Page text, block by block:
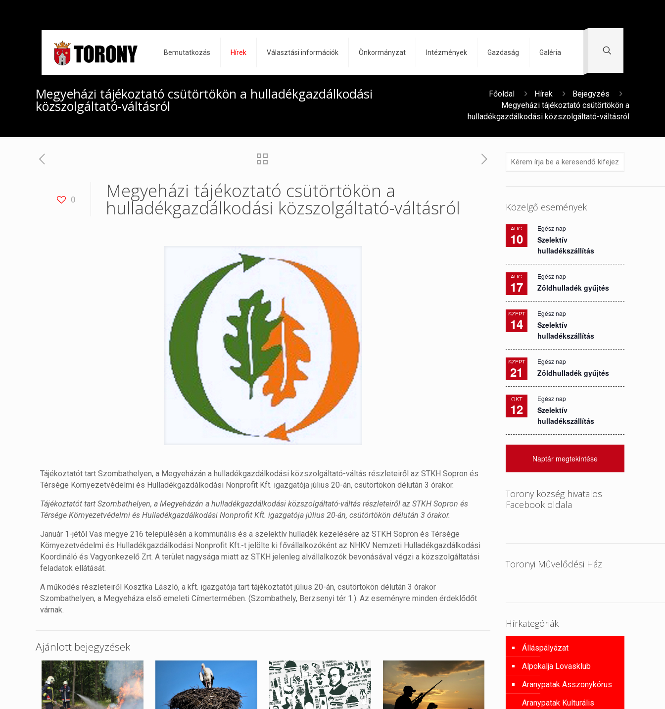
Bemutatkozás Hírek Választási információk Önkormányzat Intézmények Gazdaság Galéria
Megyeházi tájékoztató csütörtökön a hulladékgazdálkodási
közszolgáltató-váltásról
Főoldal Hírek
Bejegyzés
Megyeházi tájékoztató csütörtökön a
hulladékgazdálkodási közszolgáltató-váltásról
0 Megyeházi tájékoztató csütörtökön a
hulladékgazdálkodási közszolgáltató-váltásról
Tájékoztatót tart Szombathelyen, a Megyeházán a hulladékgazdálkodási közszolgáltató-váltás részleteiről az STKH Sopron és
Térsége Környezetvédelmi és Hulladékgazdálkodási Nonprofit Kft. igazgatója július 20-án, csütörtökön délután 3 órakor.
Tájékoztatót tart Szombathelyen, a Megyeházán a hulladékgazdálkodási közszolgáltató-váltás részleteiről az STKH Sopron és
Térsége Környezetvédelmi és Hulladékgazdálkodási Nonprofit Kft. igazgatója július 20-án, csütörtökön délután 3 órakor.
Január 1-jétől Vas megye 216 településén a kommunális és a szelektív hulladék kezelésére az STKH Sopron és Térsége
Környezetvédelmi és Hulladékgazdálkodási Nonprofit Kft.-t jelölte ki fővállalkozóként az NHKV Nemzeti Hulladékgazdálkodási
Koordináló és Vagyonkezelő Zrt. A terület nagysága miatt az STKH jelenleg alvállalkozók bevonásával végzi a közszolgáltatási
feladatok ellátását.
A működés részleteiről Kosztka László, a kft. igazgatója tart tájékoztatót július 20-án, csütörtökön délután 3 órakor
Szombathelyen, a Megyeháza első emeleti Címertermében. (Szombathely, Berzsenyi tér 1.). Az eseményre minden érdeklődőt
várnak.
Ajánlott bejegyzések
Közelgő események
AUG
10
Egész nap
Szelektív
hulladékszállítás
AUG
17
Egész nap
Zöldhulladék gyűjtés
SZEPT
14
Egész nap
Szelektív
hulladékszállítás
SZEPT
21
Egész nap
Zöldhulladék gyűjtés
OKT
12
Egész nap
Szelektív
hulladékszállítás
Naptár megtekintése
Torony község hivatalos
Facebook oldala
Toronyi Művelődési Ház
Hírkategóriák
Álláspályázat
Alpokalja Lovasklub
Aranypatak Asszonykórus
Aranypatak Kulturális